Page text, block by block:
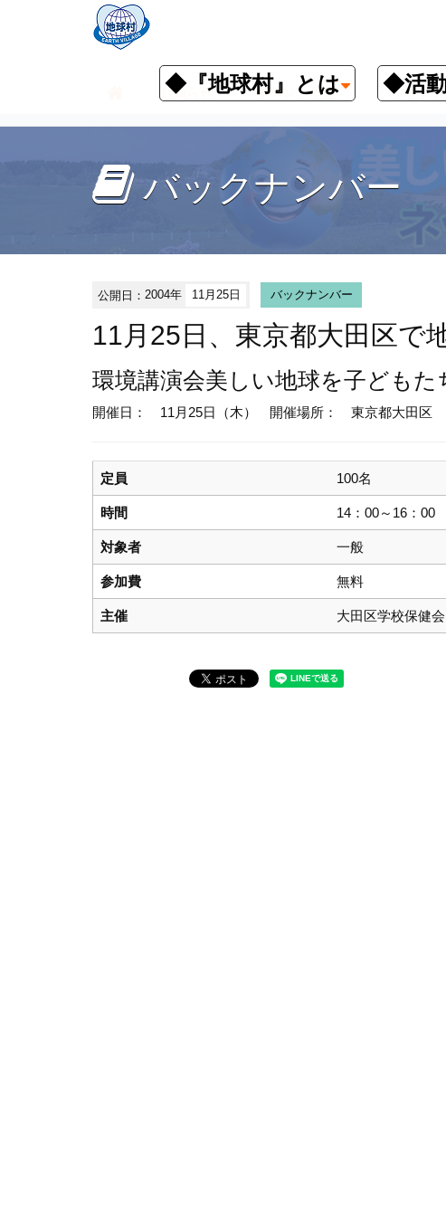
◆『地球村』とは ◆活
お知らせ イベント予定 バックナン
バックナンバー
公開日：2004年 11月25日 バックナンバー
11月25日、東京都大田区で
環境講演会美しい地球を子どもた
開催日： 11月25日（木） 開催場所： 東京都大田区
定員 100名
時間 14：00～16：00
対象者 一般
参加費 無料
主催 大田区学校保健会